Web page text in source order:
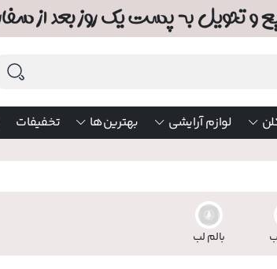
لوازم آرایشی بهترین‌ها تخفیفات
بالم لب